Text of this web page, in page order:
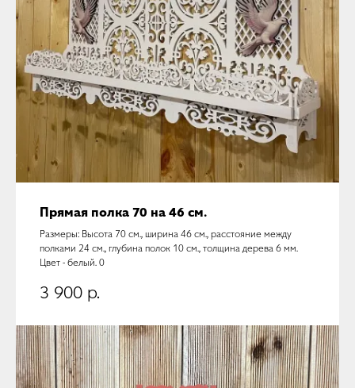
Прямая полка 70 на 46 см.
Размеры: Высота 70 см., ширина 46 см., расстояние между
полками 24 см., глубина полок 10 см., толщина дерева 6 мм.
Цвет - белый. 0
3 900 р.